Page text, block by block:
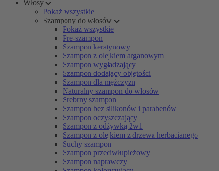
Włosy
Pokaż wszystkie
Szampony do włosów
Pokaż wszystkie
Pre-szampon
Szampon keratynowy
Szampon z olejkiem arganowym
Szampon wygładzający
Szampon dodający objętości
Szampon dla mężczyzn
Naturalny szampon do włosów
Srebrny szampon
Szampon bez silikonów i parabenów
Szampon oczyszczający
Szampon z odżywką 2w1
Szampon z olejkiem z drzewa herbacianego
Suchy szampon
Szampon przeciwłupieżowy
Szampon naprawczy